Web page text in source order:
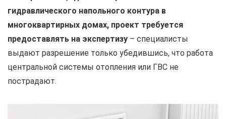
гидравлического напольного контура в
многоквартирных домах, проект требуется
предоставлять на экспертизу – специалисты
выдают разрешение только убедившись, что работа
центральной системы отопления или ГВС не
пострадают.